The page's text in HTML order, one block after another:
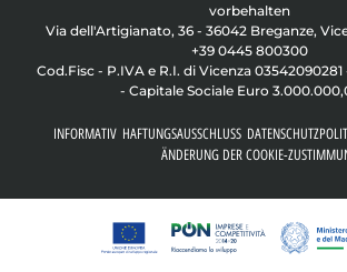
vorbehalten
Via dell'Artigianato, 36 - 36042 Breganze,
+39 0445 800300
Cod.Fisc - P.IVA e R.I. di Vicenza 03542090281
- Capitale Sociale Euro
INFORMATIV HAFTUNGSAUSSCHLUSS
ÄNDERUNG DER COOKIE-